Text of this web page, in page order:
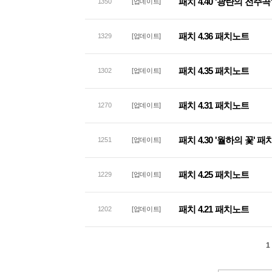
1329 [업데이트] 패치 4.36 패치노트
1302 [업데이트] 패치 4.35 패치노트
1270 [업데이트] 패치 4.31 패치노트
1251 [업데이트] 패치 4.30 '월하의 꽃' 패
1229 [업데이트] 패치 4.25 패치노트
1202 [업데이트] 패치 4.21 패치노트
1